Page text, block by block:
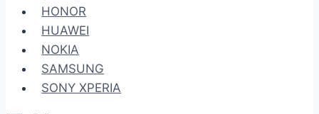
HONOR
HUAWEI
NOKIA
SAMSUNG
SONY XPERIA